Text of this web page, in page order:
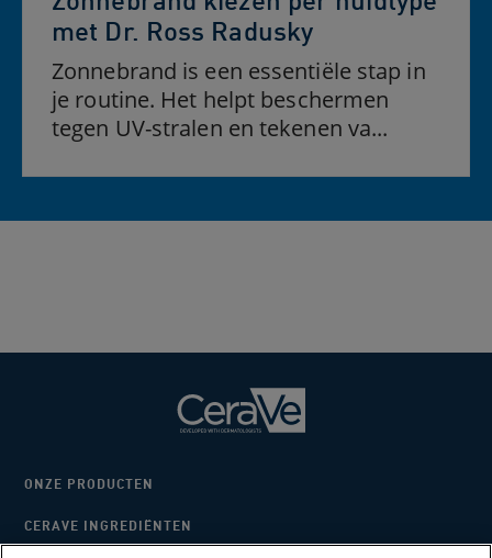
met Dr. Ross Radusky
Zonnebrand is een essentiële stap in
je routine. Het helpt beschermen
tegen UV-stralen en tekenen va...
ONZE PRODUCTEN
CERAVE INGREDIËNTEN